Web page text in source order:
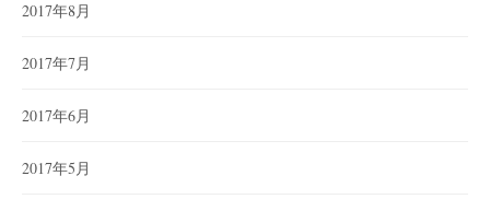
2017年8月
2017年7月
2017年6月
2017年5月